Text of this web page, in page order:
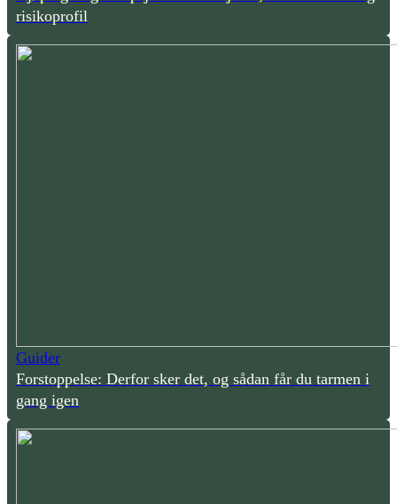
risikoprofil
Guider
Forstoppelse: Derfor sker det, og sådan får du tarmen i
gang igen